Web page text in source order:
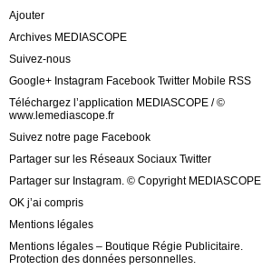
Ajouter
Archives MEDIASCOPE
Suivez-nous
Google+ Instagram Facebook Twitter Mobile RSS
Téléchargez l’application MEDIASCOPE / ©
www.lemediascope.fr
Suivez notre page Facebook
Partager sur les Réseaux Sociaux Twitter
Partager sur Instagram. © Copyright MEDIASCOPE
OK j’ai compris
Mentions légales
Mentions légales – Boutique Régie Publicitaire.
Protection des données personnelles.